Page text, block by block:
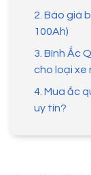
2. Báo giá
100Ah)
3. Bình Ắc
cho loại xe
4. Mua ắc
uy tín?